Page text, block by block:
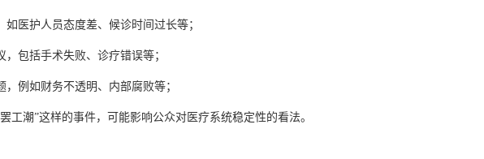
如医护人员态度差、候诊时间过长等；
包括手术失败、诊疗错误等；
例如财务不透明、内部腐败等；
工潮”这样的事件，可能影响公众对医疗系统稳定性的看法。